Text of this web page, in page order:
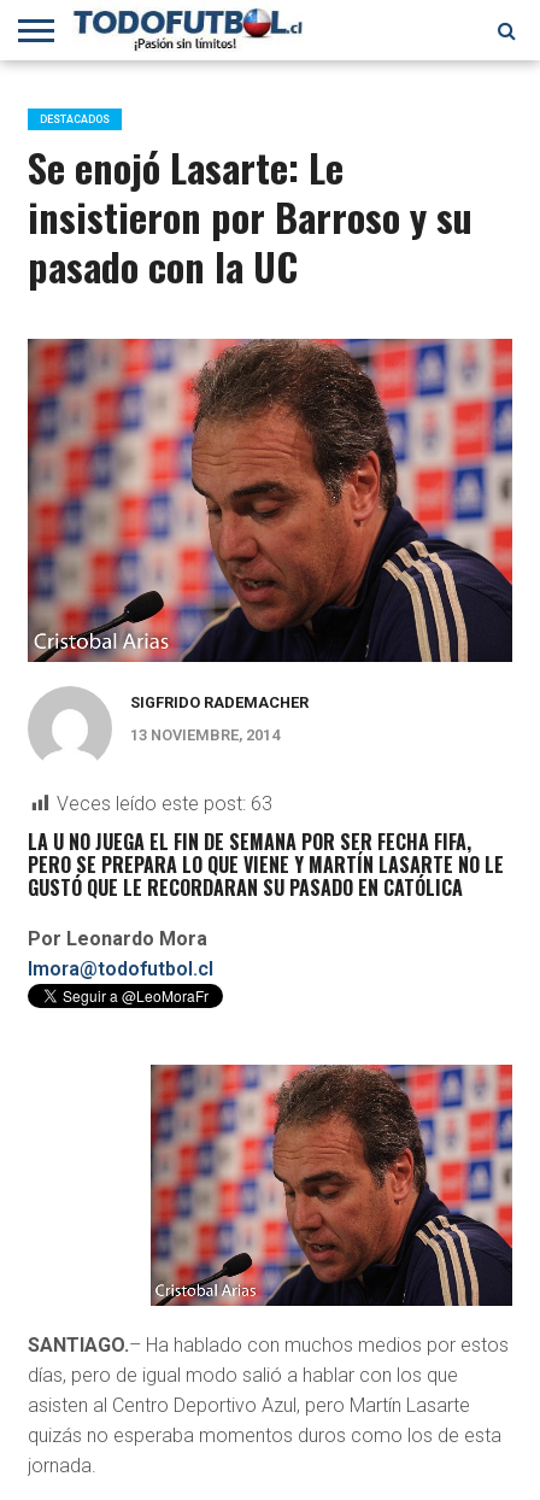
PRIMERA
B
SELECCIÓN
CHILENA
CHILENOS
EN EL
MUNDO
FÚTBOL
INTERNACIONAL
DESTACADOS
Se enojó Lasarte: Le
insistieron por Barroso y su
pasado con la UC
SIGFRIDO RADEMACHER
13 NOVIEMBRE, 2014
Veces leído este post: 63
LA U NO JUEGA EL FIN DE SEMANA POR SER FECHA FIFA,
PERO SE PREPARA LO QUE VIENE Y MARTÍN LASARTE NO LE
GUSTÓ QUE LE RECORDARAN SU PASADO EN CATÓLICA
Por Leonardo Mora
lmora@todofutbol.cl
SANTIAGO.– Ha hablado con muchos medios por estos
días, pero de igual modo salió a hablar con los que
asisten al Centro Deportivo Azul, pero Martín Lasarte
quizás no esperaba momentos duros como los de esta
jornada.